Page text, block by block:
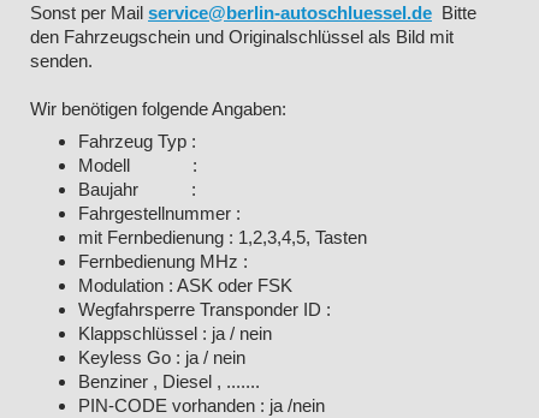
Sonst per Mail service@berlin-autoschluessel.de Bitte
den Fahrzeugschein und Originalschlüssel als Bild mit
senden.
Wir benötigen folgende Angaben:
Fahrzeug Typ :
Modell :
Baujahr :
Fahrgestellnummer :
mit Fernbedienung : 1,2,3,4,5, Tasten
Fernbedienung MHz :
Modulation : ASK oder FSK
Wegfahrsperre Transponder ID :
Klappschlüssel : ja / nein
Keyless Go : ja / nein
Benziner , Diesel , .......
PIN-CODE vorhanden : ja /nein